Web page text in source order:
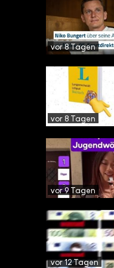
vor 8 Tagen
vor 8 Tagen
vor 9 Tagen
vor 12 Tagen